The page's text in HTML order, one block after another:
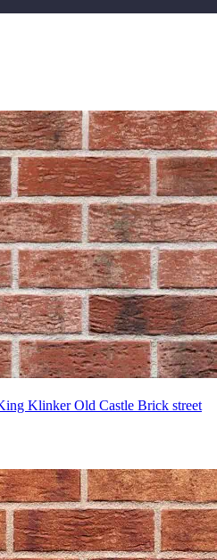
Klinker Old Castle Brick street